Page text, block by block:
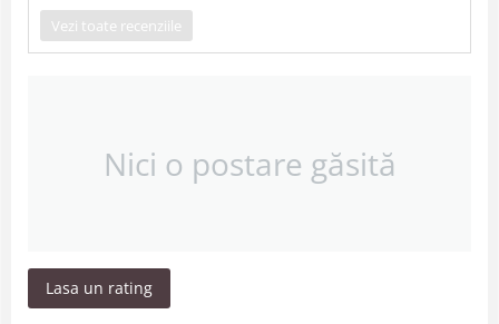
Vezi toate recenziile
Nici o postare găsită
Lasa un rating